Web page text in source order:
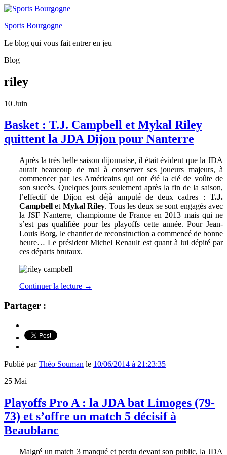
Sports Bourgogne
Le blog qui vous fait entrer en jeu
Blog
riley
10 Juin
Basket : T.J. Campbell et Mykal Riley
quittent la JDA Dijon pour Nanterre
Après la très belle saison dijonnaise, il était évident que la JDA
aurait beaucoup de mal à conserver ses joueurs majeurs, à
commencer par les Américains qui ont été la clé de voûte de
son succès. Quelques jours seulement après la fin de la saison,
l’effectif de Dijon est déjà amputé de deux cadres : T.J.
Campbell et Mykal Riley. Tous les deux se sont engagés avec
la JSF Nanterre, championne de France en 2013 mais qui ne
s’est pas qualifiée pour les playoffs cette année. Pour Jean-
Louis Borg, le chantier de reconstruction a commencé de bonne
heure… Le président Michel Renault est quant à lui dépité par
ces départs brutaux.
Continuer la lecture →
Partager :
Publié parThéo Souman le 10/06/2014 à 21:23:35
25 Mai
Playoffs Pro A : la JDA bat Limoges (79-
73) et s’offre un match 5 décisif à
Beaublanc
Malgré un match 3 manqué et perdu devant son public, la JDA